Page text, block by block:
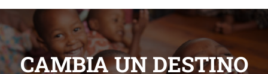
CAMBIA UN DESTINO